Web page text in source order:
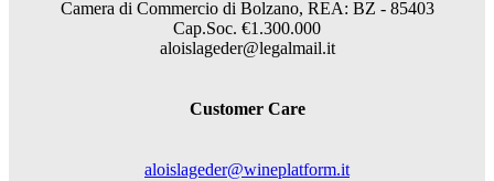
Camera di Commercio di Bolzano, REA: BZ - 85403
Cap.Soc. €1.300.000
aloislageder@legalmail.it
Customer Care
aloislageder@wineplatform.it